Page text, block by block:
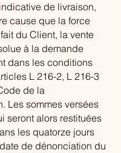
de livraison,
cause que la force
du Client, la vente
à la demande
dans les conditions
L 216-2, L 216-3
de la
Les sommes versées
seront alors restituées
les quatorze jours
de dénonciation du